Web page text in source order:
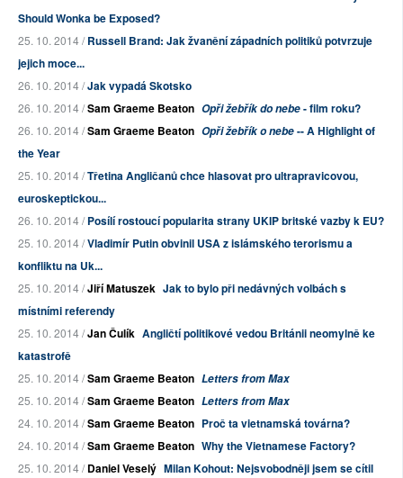
Should Wonka be Exposed?
25. 10. 2014 /Russell Brand: Jak žvanění západních politiků potvrzuje
jejich moce...
26. 10. 2014 /Jak vypadá Skotsko
26. 10. 2014 /Sam Graeme Beaton Opři žebřík do nebe- film roku?
26. 10. 2014 /Sam Graeme Beaton Opři žebřík o nebe-- A Highlight of
the Year
25. 10. 2014 /Třetina Angličanů chce hlasovat pro ultrapravicovou,
euroskeptickou...
26. 10. 2014 /Posílí rostoucí popularita strany UKIP britské vazby k EU?
25. 10. 2014 /Vladimír Putin obvinil USA z islámského terorismu a
konfliktu na Uk...
25. 10. 2014 /Jiří Matuszek Jak to bylo při nedávných volbách s
místními referendy
25. 10. 2014 /Jan Čulík Angličtí politikové vedou Británii neomylně ke
katastrofě
25. 10. 2014 /Sam Graeme Beaton Letters from Max
25. 10. 2014 /Sam Graeme Beaton Letters from Max
24. 10. 2014 /Sam Graeme Beaton Proč ta vietnamská továrna?
24. 10. 2014 /Sam Graeme Beaton Why the Vietnamese Factory?
25. 10. 2014 /Daniel Veselý Milan Kohout: Nejsvobodněji jsem se cítil